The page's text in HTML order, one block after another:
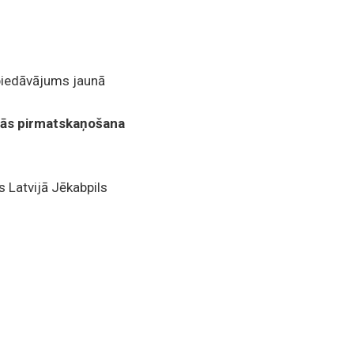
jaunā
pirmatskaņošana
Latvijā Jēkabpils